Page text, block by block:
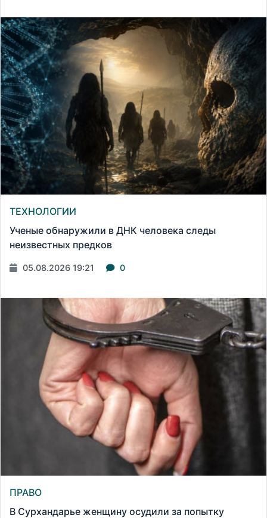
ТЕХНОЛОГИИ
Ученые обнаружили в ДНК человека следы
неизвестных предков
05.08.2026 19:21 0
ПРАВО
В Сурхандарье женщину осудили за попытку